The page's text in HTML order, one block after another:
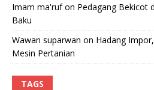
Imam ma'rufon Pedagang Bekicot
Baku
Wawan suparwan on Hadang
Mesin Pertanian
TAGS